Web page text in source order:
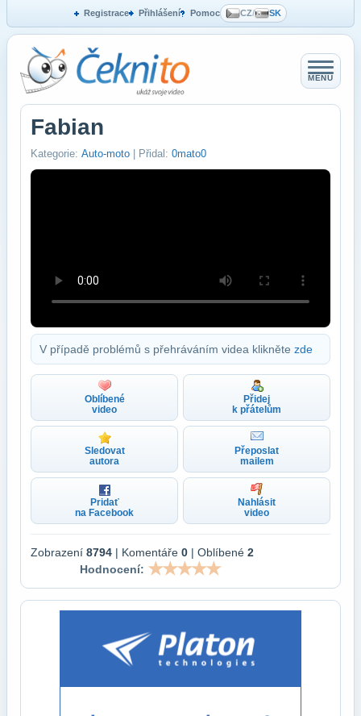
Registrace Přihlášení Pomoc CZ/ SK
MENU
Fabian
Kategorie: Auto-moto | Přidal: 0mato0
V případě problémů s přehráváním videa klikněte zde
Oblíbené
video
Přidej
k přátelům
Sledovat
autora
Přeposlat
mailem
Pridať
na Facebook
Nahlásit
video
Zobrazení 8794 | Komentáře 0 | Oblíbené 2
Hodnocení: